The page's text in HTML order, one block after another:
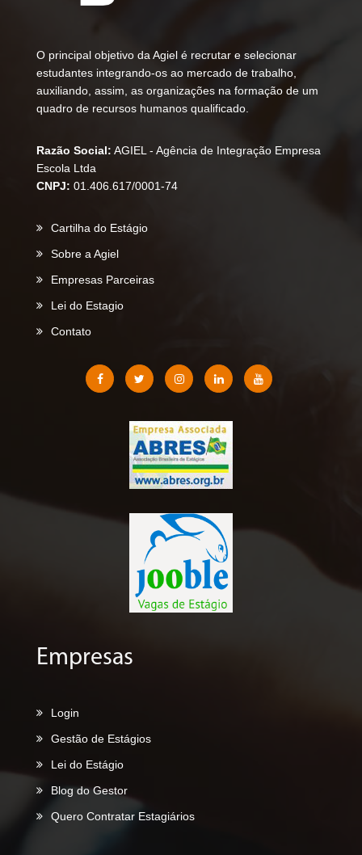
O principal objetivo da Agiel é recrutar e selecionar
estudantes integrando-os ao mercado de trabalho,
auxiliando, assim, as organizações na formação de um
quadro de recursos humanos qualificado.
Razão Social: AGIEL - Agência de Integração Empresa
Escola Ltda
CNPJ: 01.406.617/0001-74
Cartilha do Estágio
Sobre a Agiel
Empresas Parceiras
Lei do Estagio
Contato
Empresas
Login
Gestão de Estágios
Lei do Estágio
Blog do Gestor
Quero Contratar Estagiários